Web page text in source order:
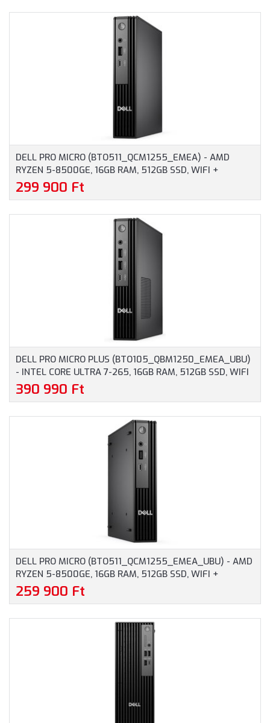
DELL PRO MICRO (BTO511_QCM1255_EMEA) - AMD
RYZEN 5-8500GE, 16GB RAM, 512GB SSD, WIFI +
BLUETOOTH, WINDOWS 11 PROFESSIONAL - MICRO
HÁZAS SZÁMÍTÓGÉP, 3 ÉV HELYSZÍNI GARANCIA
299 900 Ft
DELL PRO MICRO PLUS (BTO105_QBM1250_EMEA_UBU)
- INTEL CORE ULTRA 7-265, 16GB RAM, 512GB SSD, WIFI
+ BLUETOOTH, OPERÁCIÓS RENDSZER NÉLKÜL - MICRO
HÁZAS SZÁMÍTÓGÉP, 3 ÉV HELYSZÍNI GARANCIA
390 990 Ft
DELL PRO MICRO (BTO511_QCM1255_EMEA_UBU) - AMD
RYZEN 5-8500GE, 16GB RAM, 512GB SSD, WIFI +
BLUETOOTH, OPERÁCIÓS RENDSZER NÉLKÜL - MICRO
HÁZAS SZÁMÍTÓGÉP, 3 ÉV HELYSZÍNI GARANCIA
259 900 Ft